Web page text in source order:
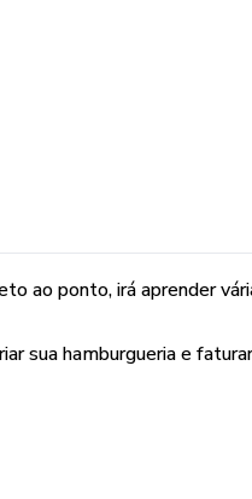
ao ponto, irá aprender
sua hamburgueria e